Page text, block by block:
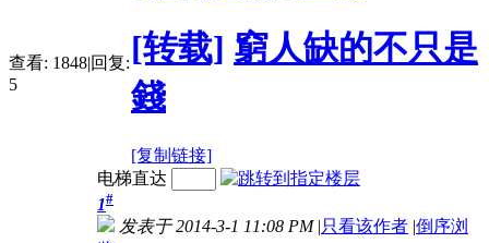
查看: 1848|回复:
5
[转载] 窮人缺的不只是
錢
[复制链接]
电梯直达
1#
发表于 2014-3-1 11:08 PM |只看该作者 |倒序浏